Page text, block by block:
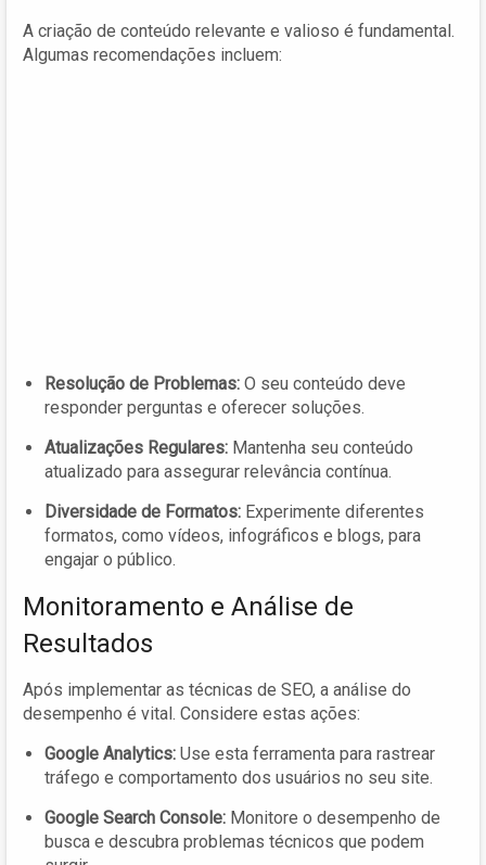
A criação de conteúdo relevante e valioso é fundamental.
Algumas recomendações incluem:
Resolução de Problemas: O seu conteúdo deve
responder perguntas e oferecer soluções.
Atualizações Regulares: Mantenha seu conteúdo
atualizado para assegurar relevância contínua.
Diversidade de Formatos: Experimente diferentes
formatos, como vídeos, infográficos e blogs, para
engajar o público.
Monitoramento e Análise de
Resultados
Após implementar as técnicas de SEO, a análise do
desempenho é vital. Considere estas ações:
Google Analytics: Use esta ferramenta para rastrear
tráfego e comportamento dos usuários no seu site.
Google Search Console: Monitore o desempenho de
busca e descubra problemas técnicos que podem